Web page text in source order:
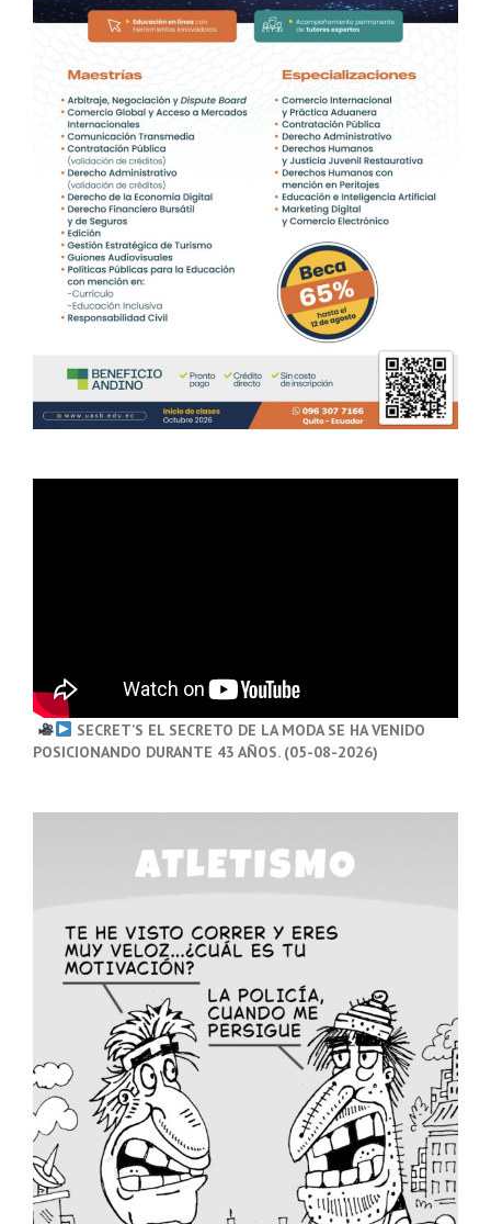
SECRET’S EL SECRETO DE LA MODA SE HA VENIDO
POSICIONANDO DURANTE 43 AÑOS. (05-08-2026)